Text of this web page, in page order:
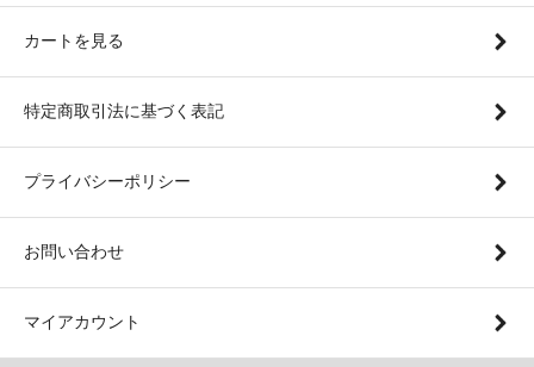
カートを見る
特定商取引法に基づく表記
プライバシーポリシー
お問い合わせ
マイアカウント